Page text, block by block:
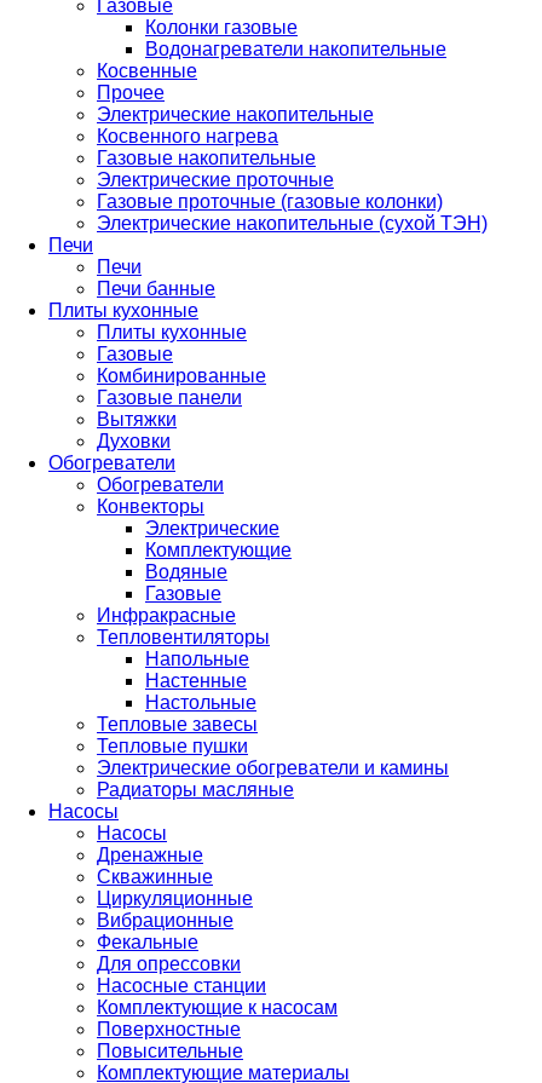
Газовые
Колонки газовые
Водонагреватели накопительные
Косвенные
Прочее
Электрические накопительные
Косвенного нагрева
Газовые накопительные
Электрические проточные
Газовые проточные (газовые колонки)
Электрические накопительные (сухой ТЭН)
Печи
Печи
Печи банные
Плиты кухонные
Плиты кухонные
Газовые
Комбинированные
Газовые панели
Вытяжки
Духовки
Обогреватели
Обогреватели
Конвекторы
Электрические
Комплектующие
Водяные
Газовые
Инфракрасные
Тепловентиляторы
Напольные
Настенные
Настольные
Тепловые завесы
Тепловые пушки
Электрические обогреватели и камины
Радиаторы масляные
Насосы
Насосы
Дренажные
Скважинные
Циркуляционные
Вибрационные
Фекальные
Для опрессовки
Насосные станции
Комплектующие к насосам
Поверхностные
Повысительные
Комплектующие материалы